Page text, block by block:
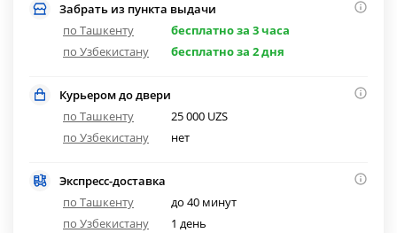
Забрать из пункта выдачи
по Ташкенту
бесплатно за 3 часа
по Узбекистану
бесплатно за 2 дня
Курьером до двери
по Ташкенту
25 000 UZS
по Узбекистану
нет
Экспресс-доставка
по Ташкенту
до 40 минут
по Узбекистану
1 день